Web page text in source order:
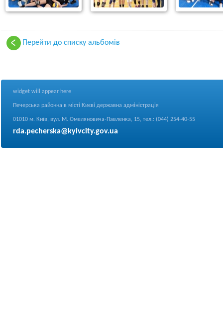
Перейти до списку альбомів
widget will appear here
Печерська районна в місті Києві державна адміністрація
01010 м. Київ, вул. М. Омеляновича-Павленка, 15, тел.: (044) 254-40-55
rda.pecherska@kyivcity.gov.ua